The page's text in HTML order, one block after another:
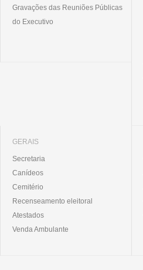
Gravações das Reuniões Públicas
do Executivo
GERAIS
Secretaria
Canídeos
Cemitério
Recenseamento eleitoral
Atestados
Venda Ambulante